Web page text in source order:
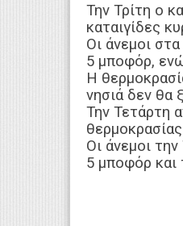
Την Τρίτη ο
καταιγίδες
Οι άνεμοι
5 μποφόρ,
Η
νησιά δεν θα
Την Τετάρτη
Οι άνεμοι
5 μποφόρ και